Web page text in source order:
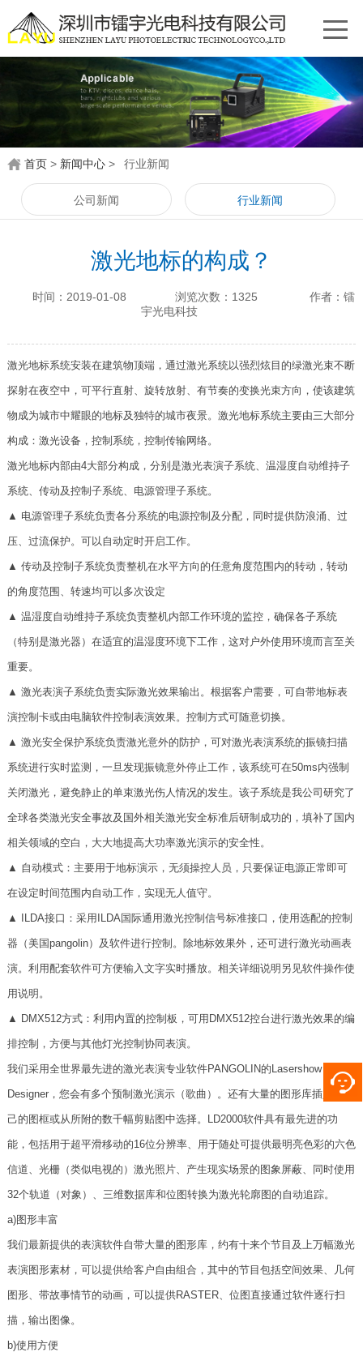
首页 > 新闻中心 > 行业新闻
公司新闻 行业新闻
激光地标的构成？
时间：2019-01-08 浏览次数：1325
作者：镭
宇光电科技
激光地标系统安装在建筑物顶端，通过激光系统以强烈炫目的绿激光束不断
探射在夜空中，可平行直射、旋转放射、有节奏的变换光束方向，使该建筑
物成为城市中耀眼的地标及独特的城市夜景。激光地标系统主要由三大部分
构成：激光设备，控制系统，控制传输网络。
激光地标内部由4大部分构成，分别是激光表演子系统、温湿度自动维持子
系统、传动及控制子系统、电源管理子系统。
▲ 电源管理子系统负责各分系统的电源控制及分配，同时提供防浪涌、过
压、过流保护。可以自动定时开启工作。
▲ 传动及控制子系统负责整机在水平方向的任意角度范围内的转动，转动
的角度范围、转速均可以多次设定
▲ 温湿度自动维持子系统负责整机内部工作环境的监控，确保各子系统
（特别是激光器）在适宜的温湿度环境下工作，这对户外使用环境而言至关
重要。
▲ 激光表演子系统负责实际激光效果输出。根据客户需要，可自带地标表
演控制卡或由电脑软件控制表演效果。控制方式可随意切换。
▲ 激光安全保护系统负责激光意外的防护，可对激光表演系统的振镜扫描
系统进行实时监测，一旦发现振镜意外停止工作，该系统可在50ms内强制
关闭激光，避免静止的单束激光伤人情况的发生。该子系统是我公司研究了
全球各类激光安全事故及国外相关激光安全标准后研制成功的，填补了国内
相关领域的空白，大大地提高大功率激光演示的安全性。
▲ 自动模式：主要用于地标演示，无须操控人员，只要保证电源正常即可
在设定时间范围内自动工作，实现无人值守。
▲ ILDA接口：采用ILDA国际通用激光控制信号标准接口，使用选配的控制
器（美国pangolin）及软件进行控制。除地标效果外，还可进行激光动画表
演。利用配套软件可方便输入文字实时播放。相关详细说明另见软件操作使
用说明。
▲ DMX512方式：利用内置的控制板，可用DMX512控台进行激光效果的编
排控制，方便与其他灯光控制协同表演。
我们采用全世界最先进的激光表演专业软件PANGOLIN的Lasershow
Designer，您会有多个预制激光演示（歌曲）。还有大量的图形库插入您自
己的图框或从所附的数千幅剪贴图中选择。LD2000软件具有最先进的功
能，包括用于超平滑移动的16位分辨率、用于随处可提供最明亮色彩的六色
信道、光栅（类似电视的）激光照片、产生现实场景的图象屏蔽、同时使用
32个轨道（对象）、三维数据库和位图转换为激光轮廓图的自动追踪。
a)图形丰富
我们最新提供的表演软件自带大量的图形库，约有十来个节目及上万幅激光
表演图形素材，可以提供给客户自由组合，其中的节目包括空间效果、几何
图形、带故事情节的动画，可以提供RASTER、位图直接通过软件逐行扫
描，输出图像。
b)使用方便